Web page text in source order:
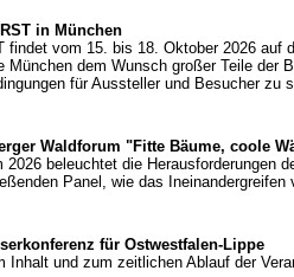
in München
findet vom 15. bis 18. Oktober 2026
München dem Wunsch großer Teile der
für Aussteller und Besucher zu
Waldforum "Fitte Bäume, coole
2026 beleuchtet die
Panel, wie das
für Ostwestfalen-Lippe
Inhalt und zum zeitlichen Ablauf der